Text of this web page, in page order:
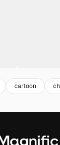
cartoon